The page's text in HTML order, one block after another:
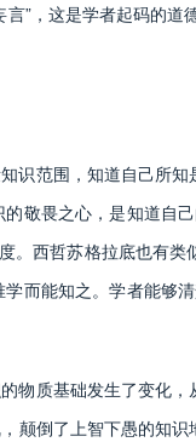
”，这是学者起码的
范围，知道自己所知
敬畏之心，是知道
。西哲苏格拉底也有
而能知之。学者能
质基础发生了变化，
颠倒了上智下愚的知